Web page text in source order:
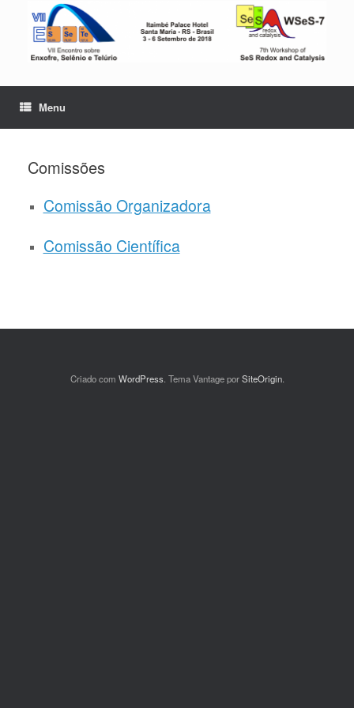
Menu
Comissões
Comissão Organizadora
Comissão Científica
Criado com WordPress. Tema Vantage porSiteOrigin.